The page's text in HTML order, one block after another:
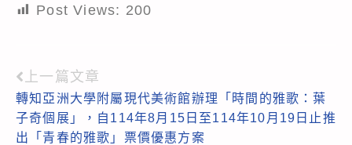
Post Views: 200
Read
more
articles
上一篇文章
轉知亞洲大學附屬現代美術館辦理「時間的雅歌：葉
子奇個展」，自114年8月15日至114年10月19日止推
出「青春的雅歌」票價優惠方案